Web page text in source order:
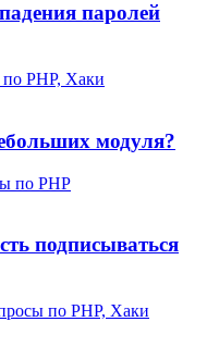
паролей
PHP, Хаки
модуля?
по PHP
подписываться
по PHP, Хаки